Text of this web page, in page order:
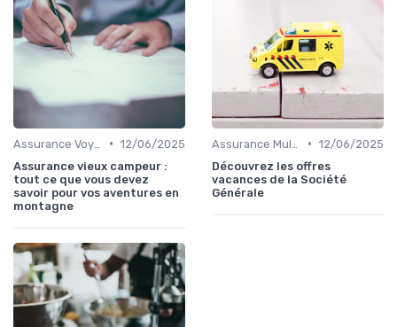
• 12/06/2025
Assurance vieux campeur :
tout ce que vous devez
savoir pour vos aventures en
montagne
• 12/06/2025
Découvrez les offres
vacances de la Société
Générale